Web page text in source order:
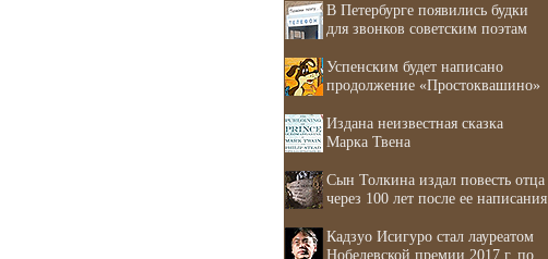
В Петербурге появились будки
для звонков советским поэтам
Успенским будет написано
продолжение «Простоквашино»
Издана неизвестная сказка
Марка Твена
Сын Толкина издал повесть отца
через 100 лет после ее написания
Кадзуо Исигуро стал лауреатом
Нобелевской премии 2017 г. по